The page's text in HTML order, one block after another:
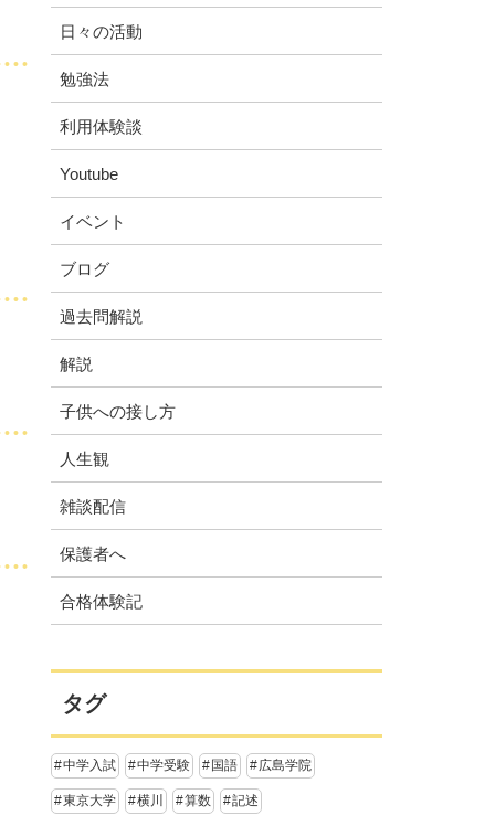
日々の活動
勉強法
利用体験談
Youtube
イベント
ブログ
過去問解説
解説
子供への接し方
人生観
雑談配信
保護者へ
合格体験記
タグ
中学入試 中学受験 国語 広島学院
東京大学 横川 算数 記述